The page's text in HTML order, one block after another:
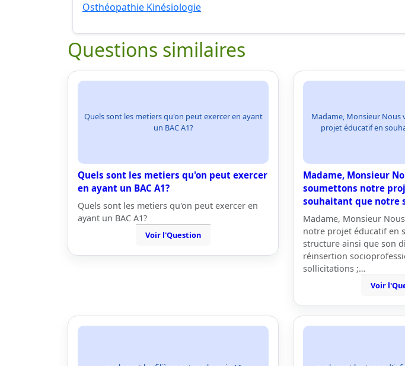
Osthéopathie Kinésiologie
Questions similaires
Quels sont les metiers qu'on peut exercer en ayant
un BAC A1?
Quels sont les metiers qu'on peut exercer
en ayant un BAC A1?
Quels sont les metiers qu'on peut exercer en
ayant un BAC A1?
Voir l'Question
Madame, Monsieur
projet éducatif en
Madame, Monsieur
soumettons notre
souhaitant que notre
Madame, Monsieur
notre projet éducatif en
structure ainsi que son
réinsertion
sollicitations ;…
Voir